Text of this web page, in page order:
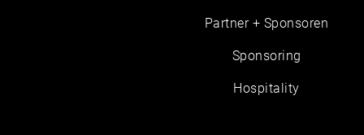
Partner + Sponsoren
Sponsoring
Hospitality